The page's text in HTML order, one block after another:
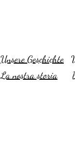
Unsere Geschichte
La nostra storia